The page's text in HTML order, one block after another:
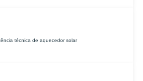
técnica de aquecedor solar